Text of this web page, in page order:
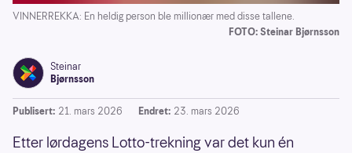
VINNERREKKA: En heldig person ble millionær med disse tallene.
FOTO: Steinar Bjørnsson
Steinar
Bjørnsson
Publisert: 21. mars 2026 Endret: 23. mars 2026
Etter lørdagens Lotto-trekning var det kun én